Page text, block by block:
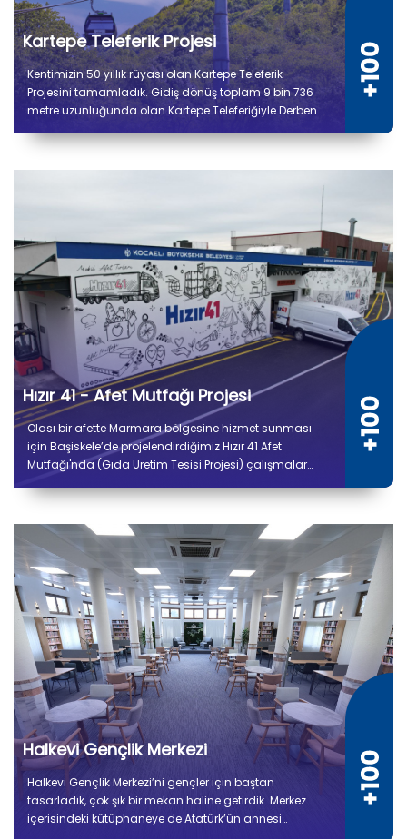
Kartepe Teleferik Projesi
Kentimizin 50 yıllık rüyası olan Kartepe Teleferik
Projesini tamamladık. Gidiş dönüş toplam 9 bin 736
metre uzunluğunda olan Kartepe Teleferiğiyle Derbent
Hızır 41 - Afet Mutfağı Projesi
Olası bir afette Marmara bölgesine hizmet sunması
için Başiskele’de projelendirdiğimiz Hızır 41 Afet
Mutfağı'nda (Gıda Üretim Tesisi Projesi) çalışmalar
tesiste kuru ve soğuk depo alanları, gıda hazırlık,
Halkevi Gençlik Merkezi
Halkevi Gençlik Merkezi’ni gençler için baştan
tasarladık, çok şık bir mekan haline getirdik. Merkez
içerisindeki kütüphaneye de Atatürk’ün annesi